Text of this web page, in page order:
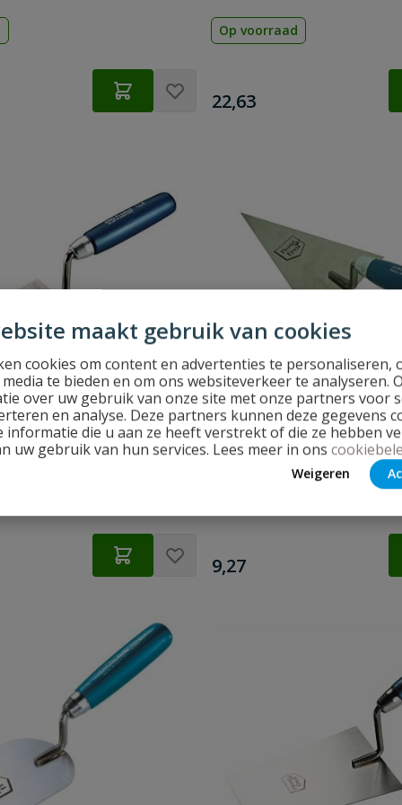
maakt gebruik van cookies
cookies om content en advertenties te personaliseren,
te bieden en om ons websiteverkeer te analyseren.
over uw gebruik van onze site met onze partners voor
en analyse. Deze partners kunnen deze gegevens
informatie die u aan ze heeft verstrekt of die ze hebben
uw gebruik van hun services. Lees meer in ons
Weigeren
Op voorraad
€
22,63
Spits RVS 140 mm Jung Pleistertroffel Spits
Pleistertroffel 215160
€
9,27